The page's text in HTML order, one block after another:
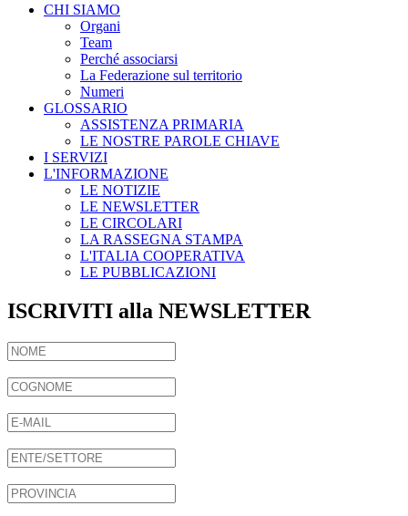
CHI SIAMO
Organi
Team
Perché associarsi
La Federazione sul territorio
Numeri
GLOSSARIO
ASSISTENZA PRIMARIA
LE NOSTRE PAROLE CHIAVE
I SERVIZI
L'INFORMAZIONE
LE NOTIZIE
LE NEWSLETTER
LE CIRCOLARI
LA RASSEGNA STAMPA
L'ITALIA COOPERATIVA
LE PUBBLICAZIONI
ISCRIVITI alla NEWSLETTER